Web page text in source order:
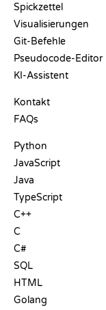
Spickzettel
Visualisierungen
Git-Befehle
Pseudocode-Editor
KI-Assistent
Kontakt
FAQs
Python
JavaScript
Java
TypeScript
C++
C
C#
SQL
HTML
Golang